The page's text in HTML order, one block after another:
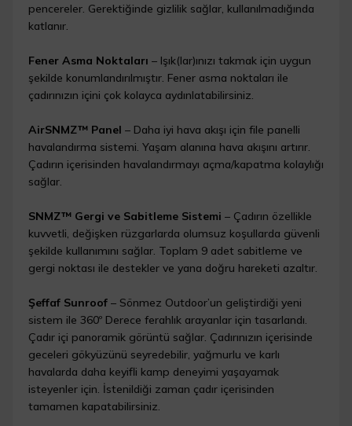
pencereler. Gerektiğinde gizlilik sağlar, kullanılmadığında
katlanır.
Fener Asma Noktaları – Işık(lar)ınızı takmak için uygun
şekilde konumlandırılmıştır. Fener asma noktaları ile
çadırınızın içini çok kolayca aydınlatabilirsiniz.
AirSNMZ™ Panel – Daha iyi hava akışı için file panelli
havalandırma sistemi. Yaşam alanına hava akışını artırır.
Çadırın içerisinden havalandırmayı açma/kapatma kolaylığı
sağlar.
SNMZ™ Gergi ve Sabitleme Sistemi – Çadırın özellikle
kuvvetli, değişken rüzgarlarda olumsuz koşullarda güvenli
şekilde kullanımını sağlar. Toplam 9 adet sabitleme ve
gergi noktası ile destekler ve yana doğru hareketi azaltır.
Şeffaf Sunroof – Sönmez Outdoor’un geliştirdiği yeni
sistem ile 360º Derece ferahlık arayanlar için tasarlandı.
Çadır içi panoramik görüntü sağlar. Çadırınızın içerisinde
geceleri gökyüzünü seyredebilir, yağmurlu ve karlı
havalarda daha keyifli kamp deneyimi yaşayamak
isteyenler için. İstenildiği zaman çadır içerisinden
tamamen kapatabilirsiniz.